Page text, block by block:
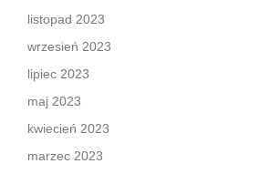
listopad 2023
wrzesień 2023
lipiec 2023
maj 2023
kwiecień 2023
marzec 2023